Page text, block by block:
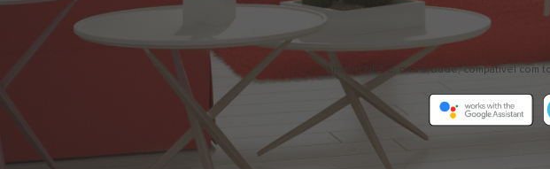
Ariston NET é, na verdade, compatível